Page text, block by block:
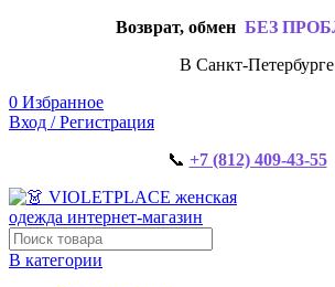
Возврат, обмен БЕЗ
В Санкт-
0 Избранное
Вход / Регистрация
📞 +7 (812) 409-43-55
В категории